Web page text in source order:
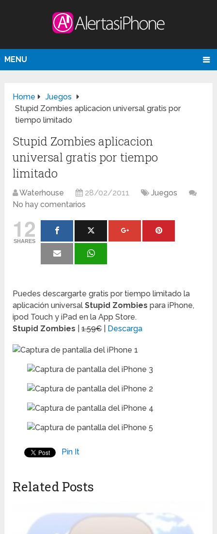
MENU
Home
Juegos
Stupid Zombies aplicacion universal gratis por
tiempo limitado
Stupid Zombies aplicacion
universal gratis por tiempo
limitado
Waterhouse 28/02/2011
Juegos
No hay comentarios
12
SHARES
Puedes descargarte gratis por tiempo limitado la
aplicación universalStupid Zombiespara iPhone,
ipod Touch y iPad en la App Store.
Stupid Zombies |1.59€| Descarga
Pin It
Related Posts